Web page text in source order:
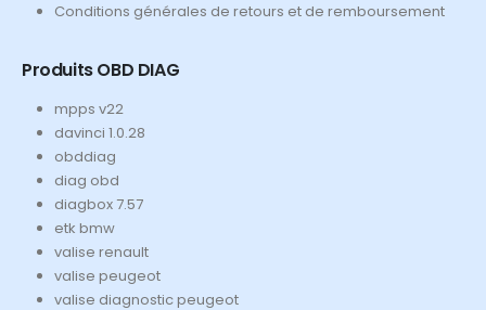
Conditions générales de retours et de remboursement
Produits OBD DIAG
mpps v22
davinci 1.0.28
obddiag
diag obd
diagbox 7.57
etk bmw
valise renault
valise peugeot
valise diagnostic peugeot